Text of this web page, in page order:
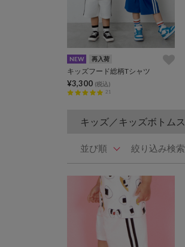
NEW 再入荷
キッズフード総柄Tシャツ
¥3,300 (税込)
21
キッズ／キッズボトムス
並び順 絞り込み検索